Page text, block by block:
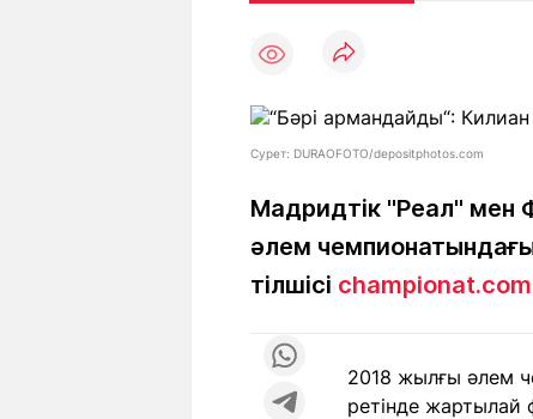
Арнайы
Рейтингтер
Жоба
Редакция
+7 (777) 001 44 99
Сурет: DURAOFOTO/depositphotos.com
Мадридтік "Реал"
әлем
тілшісі championat.com
2018 жылғы әлем
ретінде жартылай